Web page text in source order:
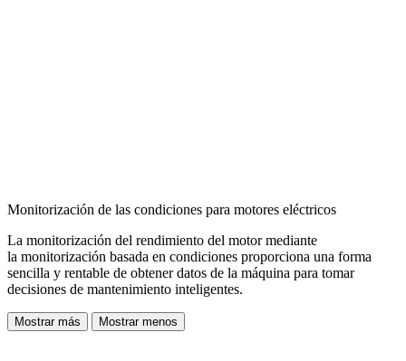
Monitorización de las condiciones para motores eléctricos
La monitorización del rendimiento del motor mediante
la monitorización basada en condiciones proporciona una forma
sencilla y rentable de obtener datos de la máquina para tomar
decisiones de mantenimiento inteligentes.
Mostrar más Mostrar menos